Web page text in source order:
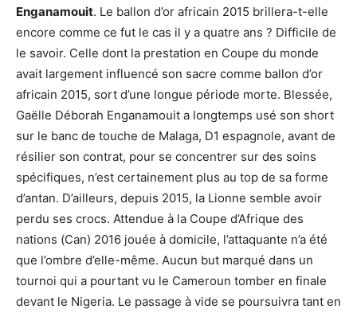
Enganamouit. Le ballon d’or africain 2015 brillera-t-elle
encore comme ce fut le cas il y a quatre ans ? Difficile de
le savoir. Celle dont la prestation en Coupe du monde
avait largement influencé son sacre comme ballon d’or
africain 2015, sort d’une longue période morte. Blessée,
Gaëlle Déborah Enganamouit a longtemps usé son short
sur le banc de touche de Malaga, D1 espagnole, avant de
résilier son contrat, pour se concentrer sur des soins
spécifiques, n’est certainement plus au top de sa forme
d’antan. D’ailleurs, depuis 2015, la Lionne semble avoir
perdu ses crocs. Attendue à la Coupe d’Afrique des
nations (Can) 2016 jouée à domicile, l’attaquante n’a été
que l’ombre d’elle-même. Aucun but marqué dans un
tournoi qui a pourtant vu le Cameroun tomber en finale
devant le Nigeria. Le passage à vide se poursuivra tant en